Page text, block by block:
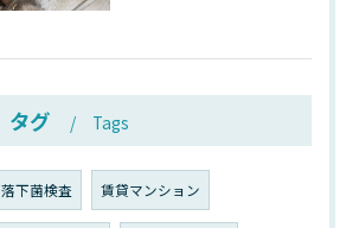
タグ Tags
落下菌検査 賃貸マンション